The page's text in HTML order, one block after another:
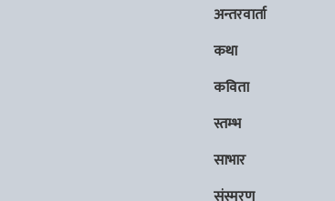
अन्तरवार्ता
कथा
कविता
स्तम्भ
साभार